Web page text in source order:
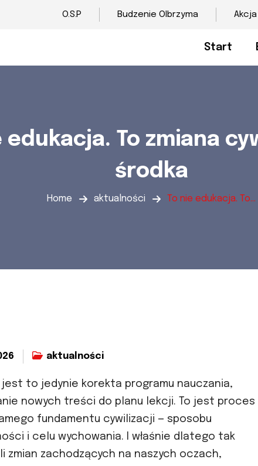
O.S.P Budzenie Olbrzyma
Start
edukacja. To zmiana
środka
Home aktualności To nie edukacja. To...
aktualności
jest to jedynie korekta programu nauczania,
nowych treści do planu lekcji. To jest proces
fundamentu cywilizacji — sposobu
i celu wychowania. I właśnie dlatego tak
zmian zachodzących na naszych oczach,